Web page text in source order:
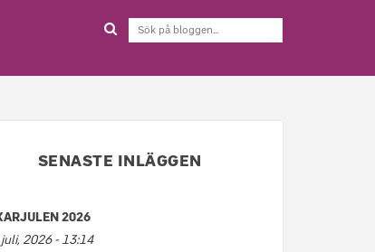
SENASTE INLÄGGEN
2026
2026 - 13:14